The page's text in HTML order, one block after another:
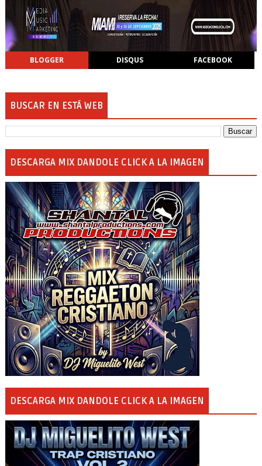
BLOGGER DISQUS FACEBOOK
BUSCAR EN ESTÁ WEB
DESCARGA MIX DANDOLE CLICK A LA IMAGEN
DESCARGA MIX DANDOLE CLICK A LA IMAGEN